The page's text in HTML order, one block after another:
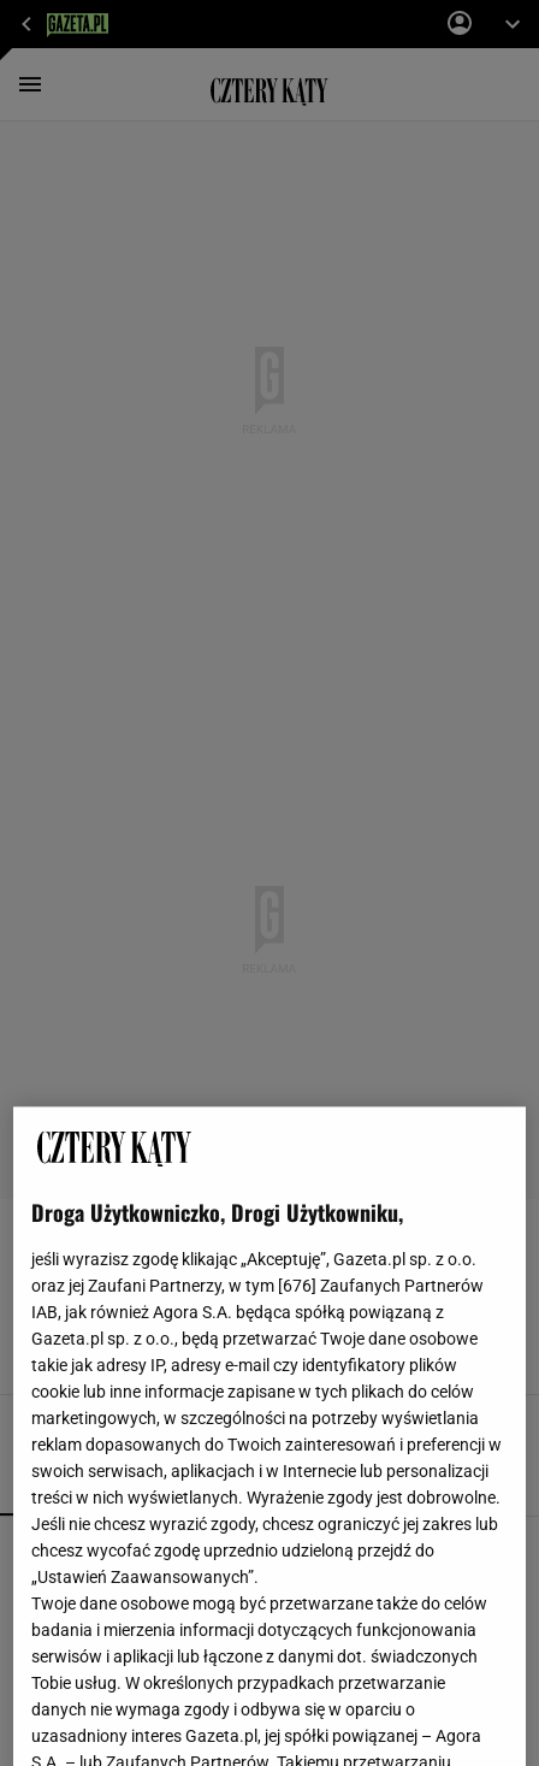
FOTELE USZAKI
Raz usiadłam w tym fotelu i przepadłam. Tak
wygląda idealny kącik do czytania w domu
FOTEL FOTELE USZAKI KRZESŁO SELSEY
POPULARNE NAJNOWSZE
Kompaktowa bieżnia do małego mieszkania.
Ten sprzęt mieści się pod łóżko
Fotopułapka przyłapie każdego, kto odwiedza
ogród w nocy. I sarnę, i złodzieja
Wróciła do prowadzenia samochodu po 12-
Droga Użytkowniczko, Drogi Użytkowniku,
jeśli wyrazisz zgodę klikając „Akceptuję”, Gazeta.pl sp. z o.o.
oraz jej Zaufani Partnerzy, w tym [ 676 ] Zaufanych Partnerów
IAB, jak również Agora S.A. będąca spółką powiązaną z
Gazeta.pl sp. z o.o., będą przetwarzać Twoje dane osobowe
takie jak adresy IP, adresy e-mail czy identyfikatory plików
cookie lub inne informacje zapisane w tych plikach do celów
marketingowych, w szczególności na potrzeby wyświetlania
reklam dopasowanych do Twoich zainteresowań i preferencji w
swoich serwisach, aplikacjach i w Internecie lub personalizacji
treści w nich wyświetlanych. Wyrażenie zgody jest dobrowolne.
Jeśli nie chcesz wyrazić zgody, chcesz ograniczyć jej zakres lub
chcesz wycofać zgodę uprzednio udzieloną przejdź do
„Ustawień Zaawansowanych”.
Twoje dane osobowe mogą być przetwarzane także do celów
badania i mierzenia informacji dotyczących funkcjonowania
serwisów i aplikacji lub łączone z danymi dot. świadczonych
Tobie usług. W określonych przypadkach przetwarzanie
danych nie wymaga zgody i odbywa się w oparciu o
uzasadniony interes Gazeta.pl, jej spółki powiązanej – Agora